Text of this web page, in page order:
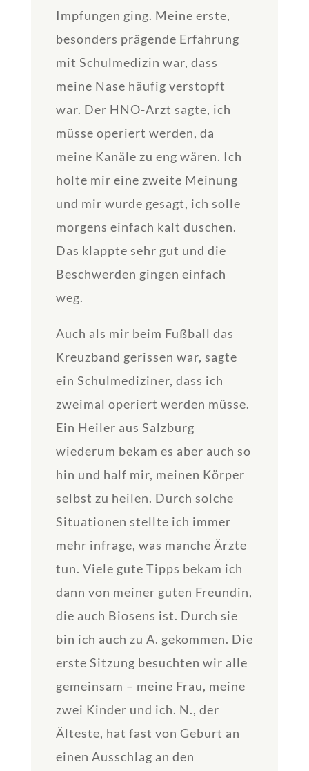
Impfungen ging. Meine erste,
besonders prägende Erfahrung
mit Schulmedizin war, dass
meine Nase häufig verstopft
war. Der HNO-Arzt sagte, ich
müsse operiert werden, da
meine Kanäle zu eng wären. Ich
holte mir eine zweite Meinung
und mir wurde gesagt, ich solle
morgens einfach kalt duschen.
Das klappte sehr gut und die
Beschwerden gingen einfach
weg.
Auch als mir beim Fußball das
Kreuzband gerissen war, sagte
ein Schulmediziner, dass ich
zweimal operiert werden müsse.
Ein Heiler aus Salzburg
wiederum bekam es aber auch so
hin und half mir, meinen Körper
selbst zu heilen. Durch solche
Situationen stellte ich immer
mehr infrage, was manche Ärzte
tun. Viele gute Tipps bekam ich
dann von meiner guten Freundin,
die auch Biosens ist. Durch sie
bin ich auch zu A. gekommen. Die
erste Sitzung besuchten wir alle
gemeinsam – meine Frau, meine
zwei Kinder und ich. N., der
Älteste, hat fast von Geburt an
einen Ausschlag an den